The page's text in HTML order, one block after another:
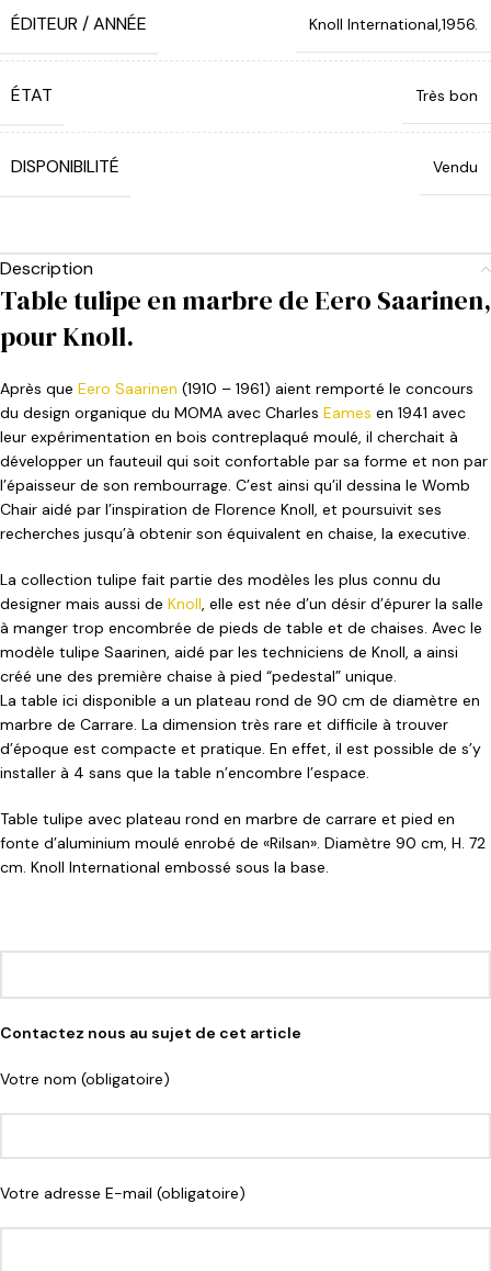
ÉDITEUR / ANNÉE Knoll International,1956.
ÉTAT Très bon
DISPONIBILITÉ Vendu
Description
Table tulipe en marbre de Eero Saarinen,
pour Knoll.
Après que Eero Saarinen (1910 – 1961) aient remporté le concours
du design organique du MOMA avec Charles Eames en 1941 avec
leur expérimentation en bois contreplaqué moulé, il cherchait à
développer un fauteuil qui soit confortable par sa forme et non par
l’épaisseur de son rembourrage. C’est ainsi qu’il dessina le Womb
Chair aidé par l’inspiration de Florence Knoll, et poursuivit ses
recherches jusqu’à obtenir son équivalent en chaise, la executive.
La collection tulipe fait partie des modèles les plus connu du
designer mais aussi de Knoll, elle est née d’un désir d’épurer la salle
à manger trop encombrée de pieds de table et de chaises. Avec le
modèle tulipe Saarinen, aidé par les techniciens de Knoll, a ainsi
créé une des première chaise à pied “pedestal” unique.
La table ici disponible a un plateau rond de 90 cm de diamètre en
marbre de Carrare. La dimension très rare et difficile à trouver
d’époque est compacte et pratique. En effet, il est possible de s’y
installer à 4 sans que la table n’encombre l’espace.
Table tulipe avec plateau rond en marbre de carrare et pied en
fonte d’aluminium moulé enrobé de «Rilsan». Diamètre 90 cm, H. 72
cm. Knoll International embossé sous la base.
Contactez nous au sujet de cet article
Votre nom (obligatoire)
Votre adresse E-mail (obligatoire)